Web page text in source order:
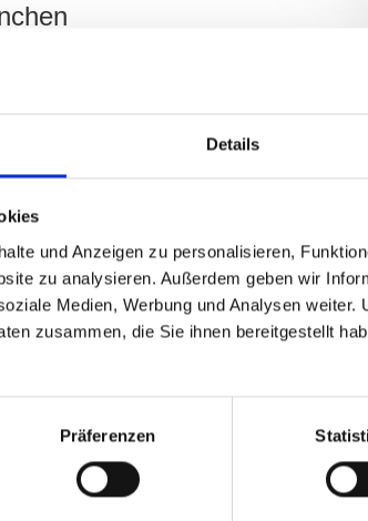
Details
und Anzeigen zu personalisieren,
zu analysieren. Außerdem geben wir
Medien, Werbung und Analysen
zusammen, die Sie ihnen bereitgestellt
Präferenzen
Sendlinger Tor und
Sie die wichtigsten Daten zu Ihrem Objekt
kontaktieren Sie zügig und besprechen